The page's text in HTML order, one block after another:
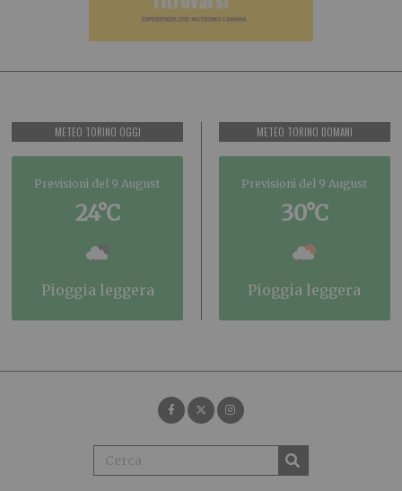
METEO TORINO OGGI
Previsioni del 9 August
24°C
pioggia leggera
METEO TORINO DOMANI
Previsioni del 9 August
30°C
pioggia leggera